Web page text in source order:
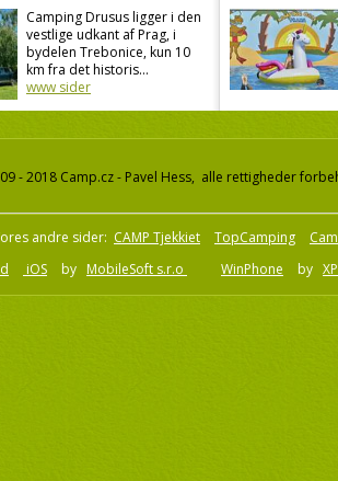
Camping Drusus ligger i den
vestlige udkant af Prag, i
bydelen Trebonice, kun 10
km fra det historis...
www sider
- 2018 Camp.cz - Pavel Hess, alle rettigheder
andre sider: CAMP Tjekkiet TopCamping
iOS by MobileSoft s.r.o WinPhone by